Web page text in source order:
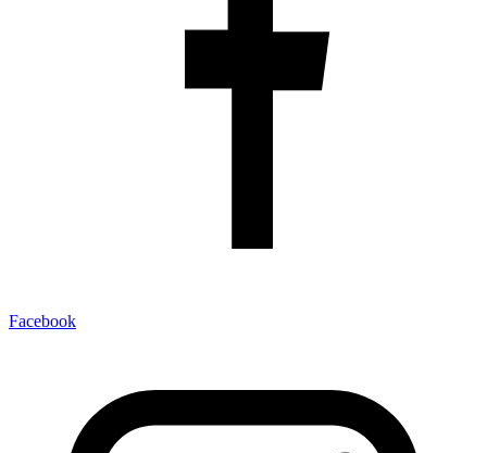
Facebook